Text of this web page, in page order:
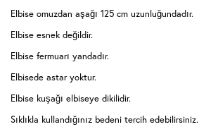
Elbise omuzdan aşağı 125 cm uzunluğundadır.
Elbise esnek değildir.
Elbise fermuarı yandadır.
Elbisede astar yoktur.
Elbise kuşağı elbiseye dikilidir.
Sıklıkla kullandığınız bedeni tercih edebilirsiniz.